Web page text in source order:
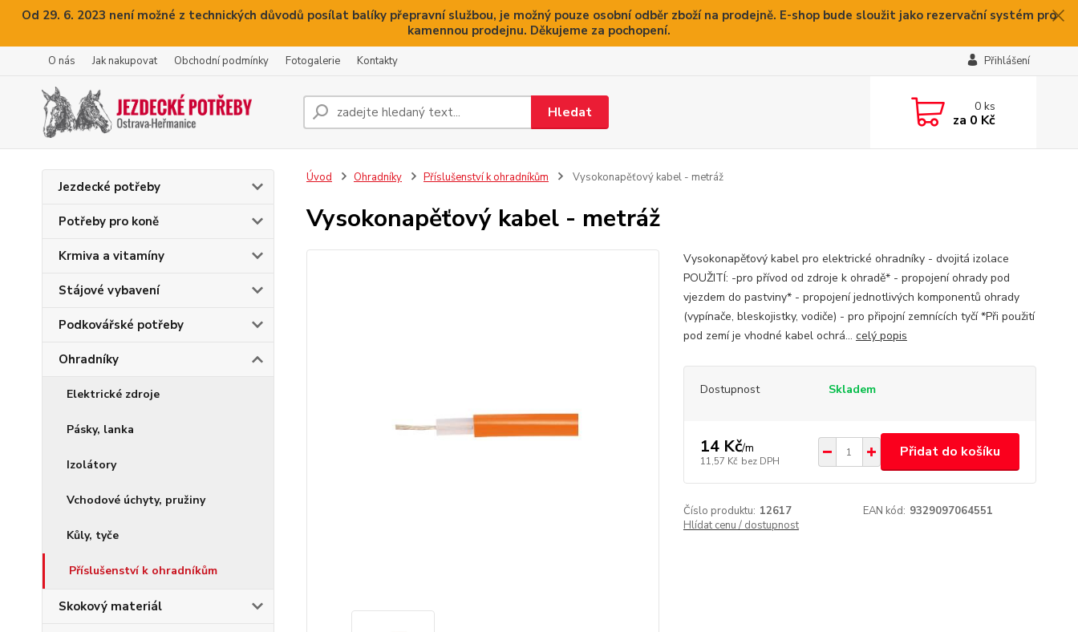
Od 29. 6. 2023 není možné z technických důvodů posílat balíky přepravní službou, je možný pouze osobní odběr zboží na prodejně. E-shop bude sloužit jako rezervační systém pro
kamennou prodejnu. Děkujeme za pochopení.
O nás Jak nakupovat Obchodní podmínky Fotogalerie Kontakty Přihlášení
Hledat 0ks
za 0 Kč
Jezdecké potřeby
Potřeby pro koně
Krmiva a vitamíny
Stájové vybavení
Podkovářské potřeby
Ohradníky
Elektrické zdroje
Pásky, lanka
Izolátory
Vchodové úchyty, pružiny
Kůly, tyče
Příslušenství k ohradníkům
Skokový materiál
Úvod Ohradníky Příslušenství k ohradníkům Vysokonapěťový kabel - metráž
Vysokonapěťový kabel - metráž
Vysokonapěťový kabel pro elektrické ohradníky - dvojitá izolace
POUŽITÍ: -pro přívod od zdroje k ohradě* - propojení ohrady pod
vjezdem do pastviny* - propojení jednotlivých komponentů ohrady
(vypínače, bleskojistky, vodiče) - pro připojní zemnících tyčí *Při použití
pod zemí je vhodné kabel ochrá... celý popis
Dostupnost Skladem
14 Kč/m
11,57 Kč bez DPH
Přidat do košíku
Číslo produktu: 12617 EAN kód: 9329097064551
Hlídat cenu / dostupnost